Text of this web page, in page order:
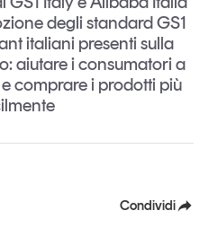
Tutti gli studi e le ricerche
degli standard GS1
italiani presenti sulla
aiutare i consumatori a
comprare i prodotti più
Condividi